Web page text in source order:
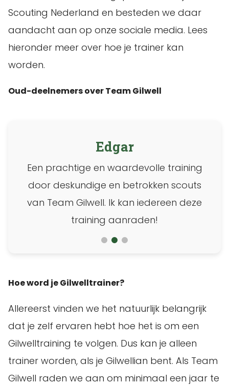
Scouting Nederland en besteden we daar
aandacht aan op onze sociale media. Lees
hieronder meer over hoe je trainer kan
worden.
Oud-deelnemers over Team Gilwell
Edgar
Een prachtige en waardevolle training
door deskundige en betrokken scouts
van Team Gilwell. Ik kan iedereen deze
training aanraden!
Hoe word je Gilwelltrainer?
Allereerst vinden we het natuurlijk belangrijk
dat je zelf ervaren hebt hoe het is om een
Gilwelltraining te volgen. Dus kan je alleen
trainer worden, als je Gilwellian bent. Als Team
Gilwell raden we aan om minimaal een jaar te